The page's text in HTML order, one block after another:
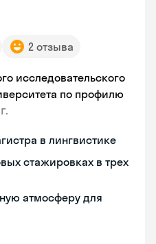
2 отзыва
исследовательского
по профилю
в лингвистике
стажировках в трех
атмосферу для